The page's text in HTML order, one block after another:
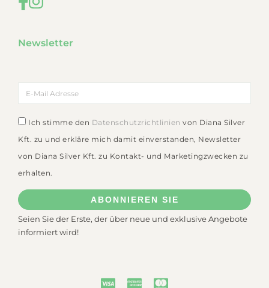
Newsletter
Ich stimme den Datenschutzrichtlinien von Diana Silver
Kft. zu und erkläre mich damit einverstanden, Newsletter
von Diana Silver Kft. zu Kontakt- und Marketingzwecken zu
erhalten.
ABONNIEREN SIE
Seien Sie der Erste, der über neue und exklusive Angebote
informiert wird!